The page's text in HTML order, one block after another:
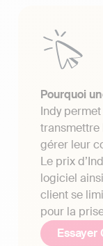
Pourquoi
Indy
transmettre
gérer leur
Le prix
logiciel
client se
pour la
Essayer